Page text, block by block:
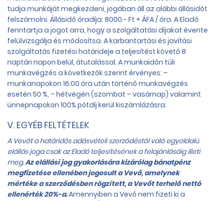
tudja munkáját megkezdeni, jogában áll az alábbi állásidőt
felszámolni. Állásidő óradíja: 8000.- Ft + ÁFA / óra. A Eladó
fenntartja a jogot arra, hogy a szolgáltatási díjakat évente
felülvizsgálja és módosítsa. A karbantartási és javítási
szolgáltatás fizetési határideje a teljesítést követő 8
naptári napon belül, átutalással. A munkaidőn túli
munkavégzés a következők szerint érvényes: –
munkanapokon 16:00 óra után történő munkavégzés
esetén 50 %, – hétvégén (szombat – vasárnap) valamint
ünnepnapokon 100% pótdíj kerül kiszámlázásra.
V. EGYÉB FELTÉTELEK
A Vevőt a határidős adásvételi szerződéstől való egyoldalú
elállás joga csak az Eladó teljesítésének a felajánlásáig illeti
meg.Az elállási jog gyakorlására kizárólag bánatpénz
megfizetése ellenében jogosult a Vevő, amelynek
mértéke a szerződésben rögzített, a Vevőt terhelő nettó
ellenérték 20%-a.Amennyiben a Vevő nem fizeti ki a